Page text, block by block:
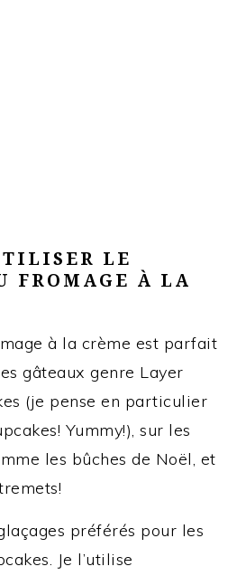
LE
FROMAGE À LA
à la crème est parfait
gâteaux genre Layer
(je pense en particulier
Yummy!), sur les
les bûches de Noël, et
préférés pour les
Je l’utilise